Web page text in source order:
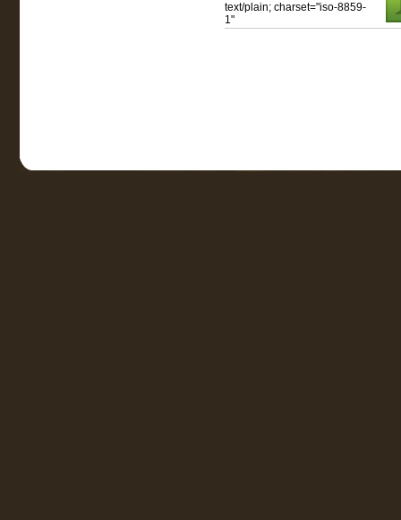
text/plain; charset="iso-8859-
1"